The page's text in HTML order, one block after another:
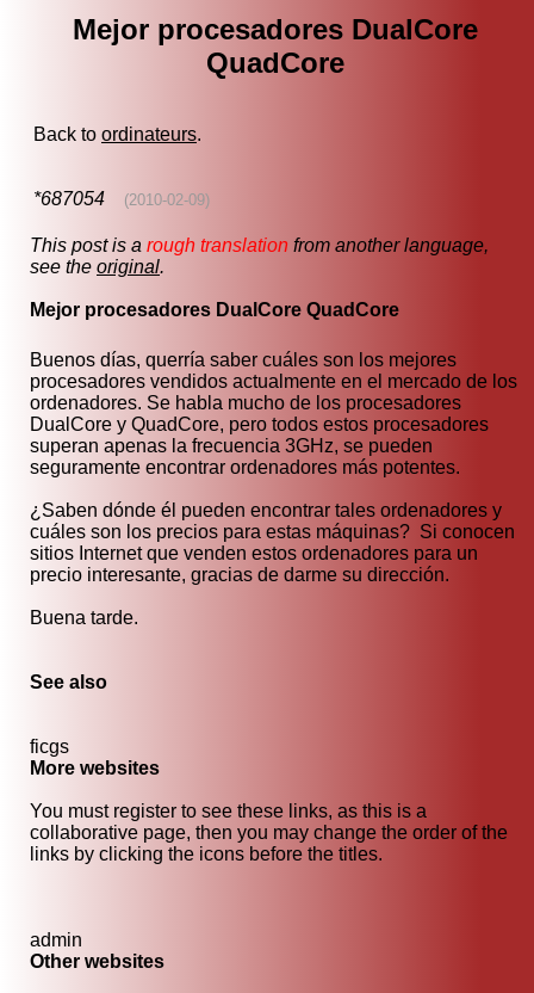
Mejor procesadores DualCore
QuadCore
Back to ordinateurs.
*687054 (2010-02-09)
This post is a rough translation from another language,
see the original.
Mejor procesadores DualCore QuadCore
Buenos días, querría saber cuáles son los mejores
procesadores vendidos actualmente en el mercado de los
ordenadores. Se habla mucho de los procesadores
DualCore y QuadCore, pero todos estos procesadores
superan apenas la frecuencia 3GHz, se pueden
seguramente encontrar ordenadores más potentes.
¿Saben dónde él pueden encontrar tales ordenadores y
cuáles son los precios para estas máquinas? Si conocen
sitios Internet que venden estos ordenadores para un
precio interesante, gracias de darme su dirección.
Buena tarde.
See also
ficgs
More websites
You must register to see these links, as this is a
collaborative page, then you may change the order of the
links by clicking the icons before the titles.
admin
Other websites